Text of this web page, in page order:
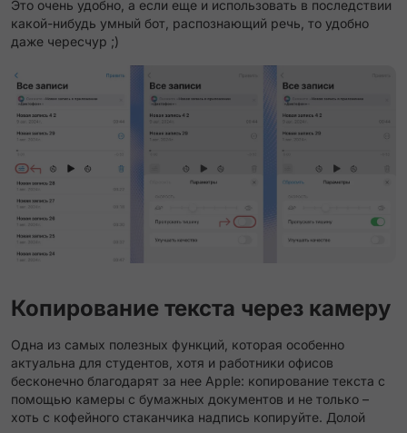
Это очень удобно, а если еще и использовать в последствии
какой-нибудь умный бот, распознающий речь, то удобно
даже чересчур ;)
Копирование текста через камеру
Одна из самых полезных функций, которая особенно
актуальна для студентов, хотя и работники офисов
бесконечно благодарят за нее Apple: копирование текста с
помощью камеры с бумажных документов и не только –
хоть с кофейного стаканчика надпись копируйте. Долой